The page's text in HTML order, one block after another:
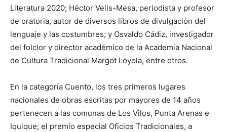
Literatura 2020; Héctor Velis-Mesa, periodista y profesor
de oratoria, autor de diversos libros de divulgación del
lenguaje y las costumbres; y Osvaldo Cádiz, investigador
del folclor y director académico de la Academia Nacional
de Cultura Tradicional Margot Loyola, entre otros.
En la categoría Cuento, los tres primeros lugares
nacionales de obras escritas por mayores de 14 años
pertenecen a las comunas de Los Vilos, Punta Arenas e
Iquique; el premio especial Oficios Tradicionales, a